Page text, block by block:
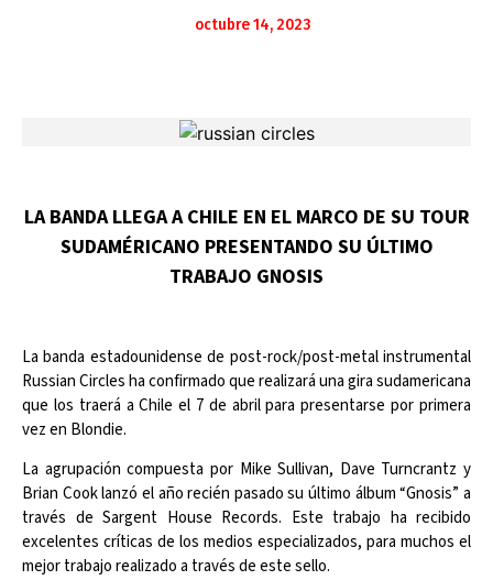
octubre 14, 2023
LA BANDA LLEGA A CHILE EN EL MARCO DE SU TOUR
SUDAMÉRICANO PRESENTANDO SU ÚLTIMO
TRABAJO GNOSIS
La banda estadounidense de post-rock/post-metal instrumental
Russian Circles ha confirmado que realizará una gira sudamericana
que los traerá a Chile el 7 de abril para presentarse por primera
vez en Blondie.
La agrupación compuesta por Mike Sullivan, Dave Turncrantz y
Brian Cook lanzó el año recién pasado su último álbum “Gnosis” a
través de Sargent House Records. Este trabajo ha recibido
excelentes críticas de los medios especializados, para muchos el
mejor trabajo realizado a través de este sello.